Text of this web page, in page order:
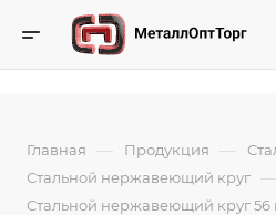
Главная — Продукция —
Стальной нержавеющий круг —
Стальной нержавеющий круг 56